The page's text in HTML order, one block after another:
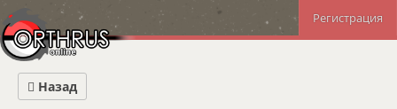
Регистрация
Назад